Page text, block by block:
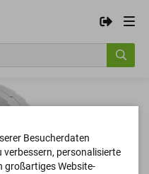
Besucherdaten
verbessern, personalisierte
großartiges Website-